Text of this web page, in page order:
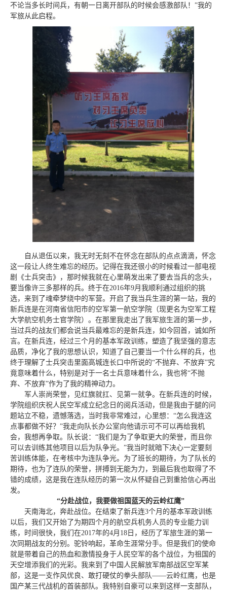
不论当多长时间兵，有朝一日离开部队的时候会感激部队！”我的
军旅从此启程。
自从退伍以来，我无时无刻不在怀念在部队的点点滴滴，怀念
这一段让人终生难忘的经历。记得在我还很小的时候看过一部电视
剧《士兵突击》，那时候我就在心里萌发出来了要去当兵的念头，
要当像许三多那样的兵。终于在2016年9月我顺利通过组织的挑
选，来到了魂牵梦绕中的军营。开启了我当兵生涯的第一站，我的
新兵连是在河南省信阳市的空军第一航空学院（现更名为空军工程
大学航空机务士官学院）。在那里我走出了我军旅生涯的第一步，
当过兵的战友们都会说当兵最难忘的是新兵连，如今回首，诚如所
言。在新兵连，经过三个月的基本军政训练，塑造了我坚强的意志
品质，净化了我的思想认识，知道了自己要当一个什么样的兵，也
终于理解了士兵突击里面高城连长口中所说的“不抛弃、不放弃”究
竟意味着什么，特别是对于一名士兵意味着什么，我也将“不抛
弃、不放弃”作为了我的精神动力。
军人崇尚荣誉，见红旗就扛、见第一就争。在新兵连的时候，
学院组织庆祝人民空军成立纪念日的阅兵活动，但是我由于腿的问
题站立不稳，遗憾落选，当时我非常难过，心里想：“怎么我连这
点事都做不好？”我走向队长办公室向他请示可不可以再给我机
会，我想再争取。队长说：“我们是为了争取更大的荣誉，而且你
可以去训练其他项目以后为队争光。”我当时就暗下决心一定要刻
苦训练体能，在考核中为连队争光。为了班长的期待，为了队长的
期待，也为了连队的荣誉，拼搏到无能为力，到最后我也取得了不
错的成绩，这是我在连队经历的第一次从怀疑自己到重拾信心再出
发。
“分赴战位，我要做祖国蓝天的云岭红鹰”
天南海北，奔赴战位。在结束了新兵连3个月的基本军政训练
以后，我们又开始了为期四个月的航空兵机务人员的专业能力训
练，时间很快，我们在2017年的4月18日，经历了军旅生涯的第一
次同期战友的分别。驼铃响起，革命生涯常分手。但是我们的使命
就是带着自己的热血和激情投身于人民空军的各个战位，为祖国的
天空增添我们的光彩。我来到了中国人民解放军南部战区空军某
部，这是一支作风优良、敢打硬仗的拳头部队——云岭红鹰，也是
国产某三代战机的首装部队。我特别自豪可以来到这样一支部队，